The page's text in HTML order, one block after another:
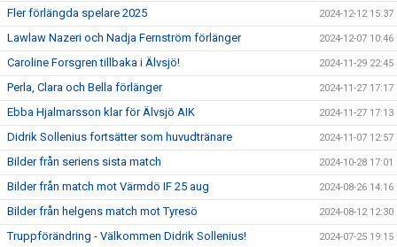
Fler förlängda spelare 2025 2024-12-12 15:37
Lawlaw Nazeri och Nadja Fernström förlänger 2024-12-07 10:46
Caroline Forsgren tillbaka i Älvsjö! 2024-11-29 22:45
Perla, Clara och Bella förlänger 2024-11-27 17:17
Ebba Hjalmarsson klar för Älvsjö AIK 2024-11-27 17:13
Didrik Sollenius fortsätter som huvudtränare 2024-11-07 12:57
Bilder från seriens sista match 2024-10-28 17:01
Bilder från match mot Värmdö IF 25 aug 2024-08-26 14:16
Bilder från helgens match mot Tyresö 2024-08-12 12:30
Truppförändring - Välkommen Didrik Sollenius! 2024-07-25 19:15